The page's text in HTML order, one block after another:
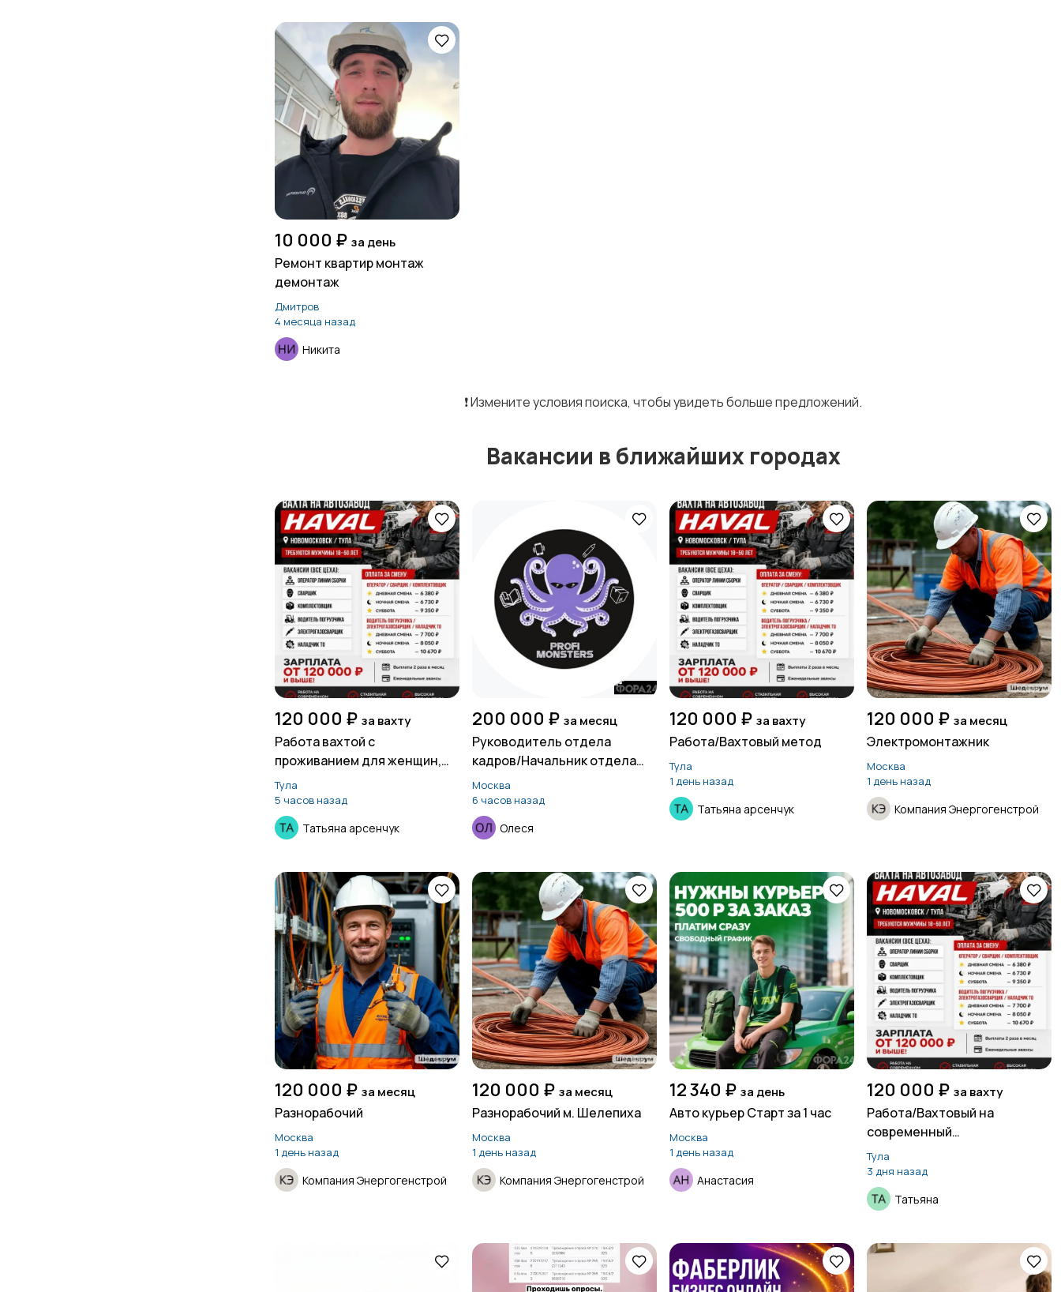
10 000 ₽ за день
Ремонт квартир монтаж
демонтаж
Дмитров
4 месяца назад
Никита
❗️ Измените условия поиска, чтобы увидеть больше предложений.
Вакансии в ближайших городах
120 000 ₽ за вахту
Работа вахтой с
проживанием для женщин,
для мужчин
Тула
5 часов назад
Татьяна арсенчук
200 000 ₽ за месяц
Руководитель отдела
кадров/Начальник отдела
кадров
Москва
6 часов назад
Олеся
120 000 ₽ за вахту
Работа/Вахтовый метод
Тула
1 день назад
Татьяна арсенчук
120 000 ₽ за месяц
Электромонтажник
Москва
1 день назад
Компания Энергогенстрой
120 000 ₽ за месяц
Разнорабочий
Москва
1 день назад
Компания Энергогенстрой
120 000 ₽ за месяц
Разнорабочий м. Шелепиха
Москва
1 день назад
Компания Энергогенстрой
12 340 ₽ за день
Авто курьер Старт за 1 час
Москва
1 день назад
Анастасия
120 000 ₽ за вахту
Работа/Вахтовый на
современный
автомобильный завод
Тула
3 дня назад
Татьяна